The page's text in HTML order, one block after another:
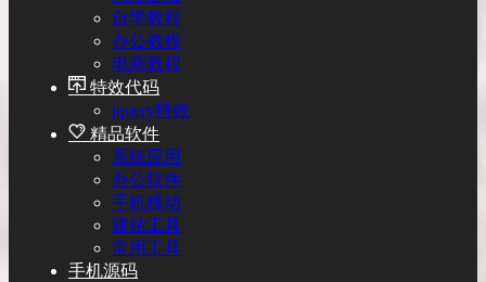
自学教程
办公教程
电商教程
特效代码
jquery特效
精品软件
系统应用
办公软件
手机移动
建站工具
常用工具
手机源码